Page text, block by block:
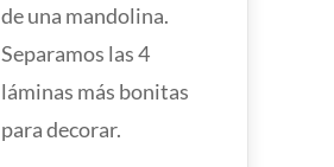
de una mandolina.
Separamos las 4
láminas más bonitas
para decorar.